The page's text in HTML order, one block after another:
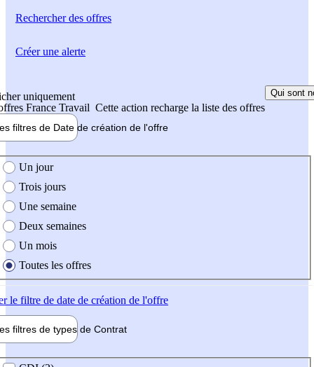
Rechercherdes offres
uniquement
France Travail Cette action recharge la liste des offres
Qui sont
filtres de Date de création de l'offre
création de l'offre
Un jour
Trois jours
Une semaine
Deux semaines
Un mois
Toutes les offres
le filtre de date de création de l'offre
filtres de types de Contrat
Créer une alerte